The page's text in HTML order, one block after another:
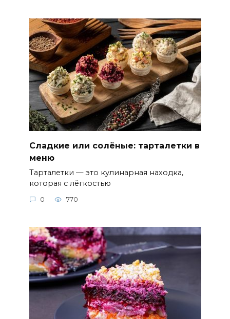
Сладкие или солёные: тарталетки в
меню
Тарталетки — это кулинарная находка,
которая с лёгкостью
0 770